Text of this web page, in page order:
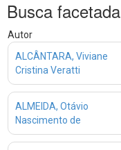
Busca facetada
Autor
ALCÂNTARA, Viviane
Cristina Veratti
ALMEIDA, Otávio
Nascimento de